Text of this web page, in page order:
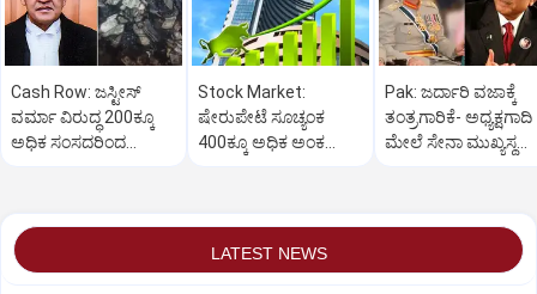
Cash Row: ಜಸ್ಟೀಸ್‌
ವರ್ಮಾ ವಿರುದ್ಧ 200ಕ್ಕೂ
ಅಧಿಕ ಸಂಸದರಿಂದ
Stock Market:
ಷೇರುಪೇಟೆ ಸೂಚ್ಯಂಕ
400ಕ್ಕೂ ಅಧಿಕ ಅಂಕ
Pak: ಜರ್ದಾರಿ ವಜಾಕ್ಕೆ
ತಂತ್ರಗಾರಿಕೆ- ಅಧ್ಯಕ್ಷಗಾದಿ
ಮೇಲೆ ಸೇನಾ ಮುಖ್ಯಸ್ಥ
LATEST NEWS